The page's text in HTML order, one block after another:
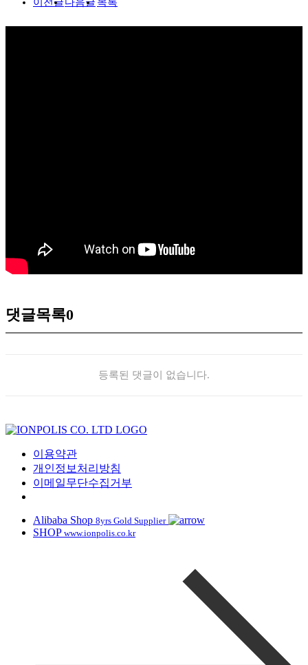
이전글다음글 목록
댓글목록0
등록된 댓글이 없습니다.
이용약관
개인정보처리방침
이메일무단수집거부
Alibaba Shop 8yrs Gold Supplier
SHOP www.ionpolis.co.kr